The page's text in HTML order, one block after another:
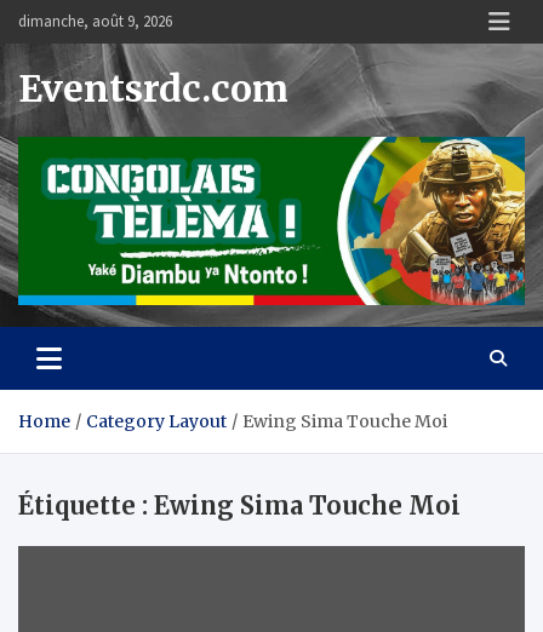
Skip
content
dimanche, août 9, 2026
Eventsrdc.com
Home Category Layout Ewing Sima Touche Moi
Étiquette : Ewing Sima Touche Moi